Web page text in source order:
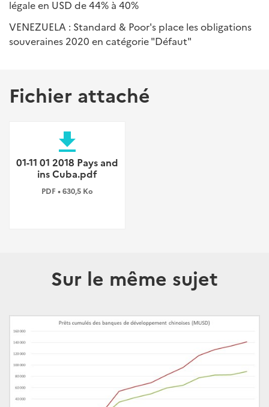
légale en USD de 44% à 40%
VENEZUELA : Standard & Poor's place les obligations
souveraines 2020 en catégorie "Défaut"
Fichier attaché
file_download
01-11 01 2018 Pays and
ins Cuba.pdf
PDF • 630,5 Ko
Sur le même sujet